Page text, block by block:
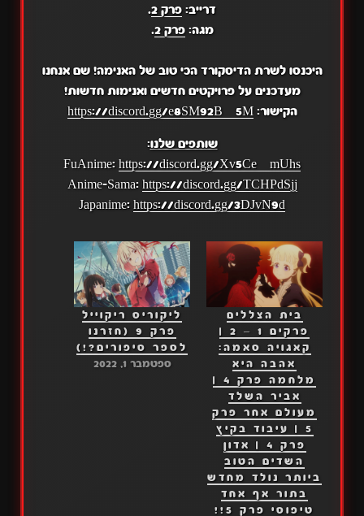
דרייב: פרק 2
.
מגה:פרק 2 .
היכנסו לשרת הדיסקורד הכי טוב של האנימה! שם אנחנו
מעדכנים על פרויקטים חדשים ואנימות חדשות!
הקישור:https://discord.gg/e8SM92BZ5M
שותפים שלנו:
FuAnime: https://discord.gg/Xv5CeZmUhs
Anime-Sama: https://discord.gg/TCHPdSjj
Japanime: https://discord.gg/3DJvN9d
בית הצללים
פרקים 1 – 2 |
קאגויה סאמה:
אהבה היא
מלחמה פרק 4 |
אביר השלד
מעולם אחר פרק
5 | עיבוד בקיץ
פרק 4 | אדון
השדים הטוב
ביותר נולד מחדש
בתור אף אחד
טיפוסי פרק 5!!
ליקוריס ריקוייל
פרק 9 (חזרנו
לספר סיפורים?!)
ספטמבר 1, 2022